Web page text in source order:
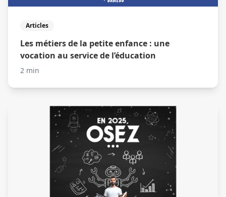
Articles
Les métiers de la petite enfance : une
vocation au service de l’éducation
2 min